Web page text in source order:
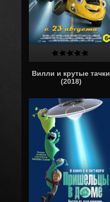
Вилли и крутые тачки
(2018)